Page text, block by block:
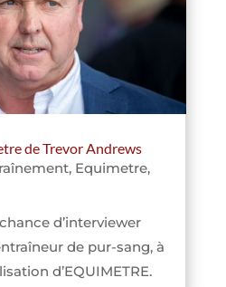
de Trevor Andrews
, Equimetre,
d’interviewer
de pur-sang, à
d’EQUIMETRE.